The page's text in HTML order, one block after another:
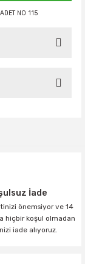
NO 115
İade
önemsiyor ve 14
hiçbir koşul olmadan
iade alıyoruz.